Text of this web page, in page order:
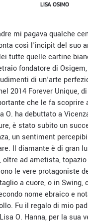
LISA OSIMO
mi pagava qualche
così l'incipit del suo
tutte quelle cartine
fondatore di
di un'arte
2014 Forever Unique,
che le fa
O. ha debuttato a
è stato subito un
un sentiment
Il diamante è di gran
ad ametista,
le vere protagoniste
a cuore, o in Swing,
nome ebraico e
Fu il regalo di mio
O. Hanna, per la sua